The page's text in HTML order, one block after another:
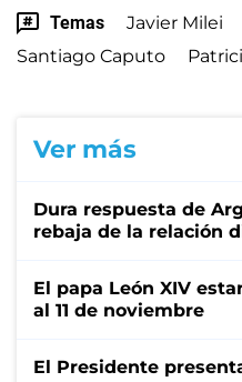
Temas Javier Milei
Santiago Caputo
Ver más
Dura respuesta de
rebaja de la relación
El papa León XIV
al 11 de noviembre
El Presidente